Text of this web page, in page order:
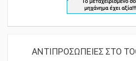
ΑΝΤΙΠΡΟΣΩΠΕΙΕΣ ΣΤΟ